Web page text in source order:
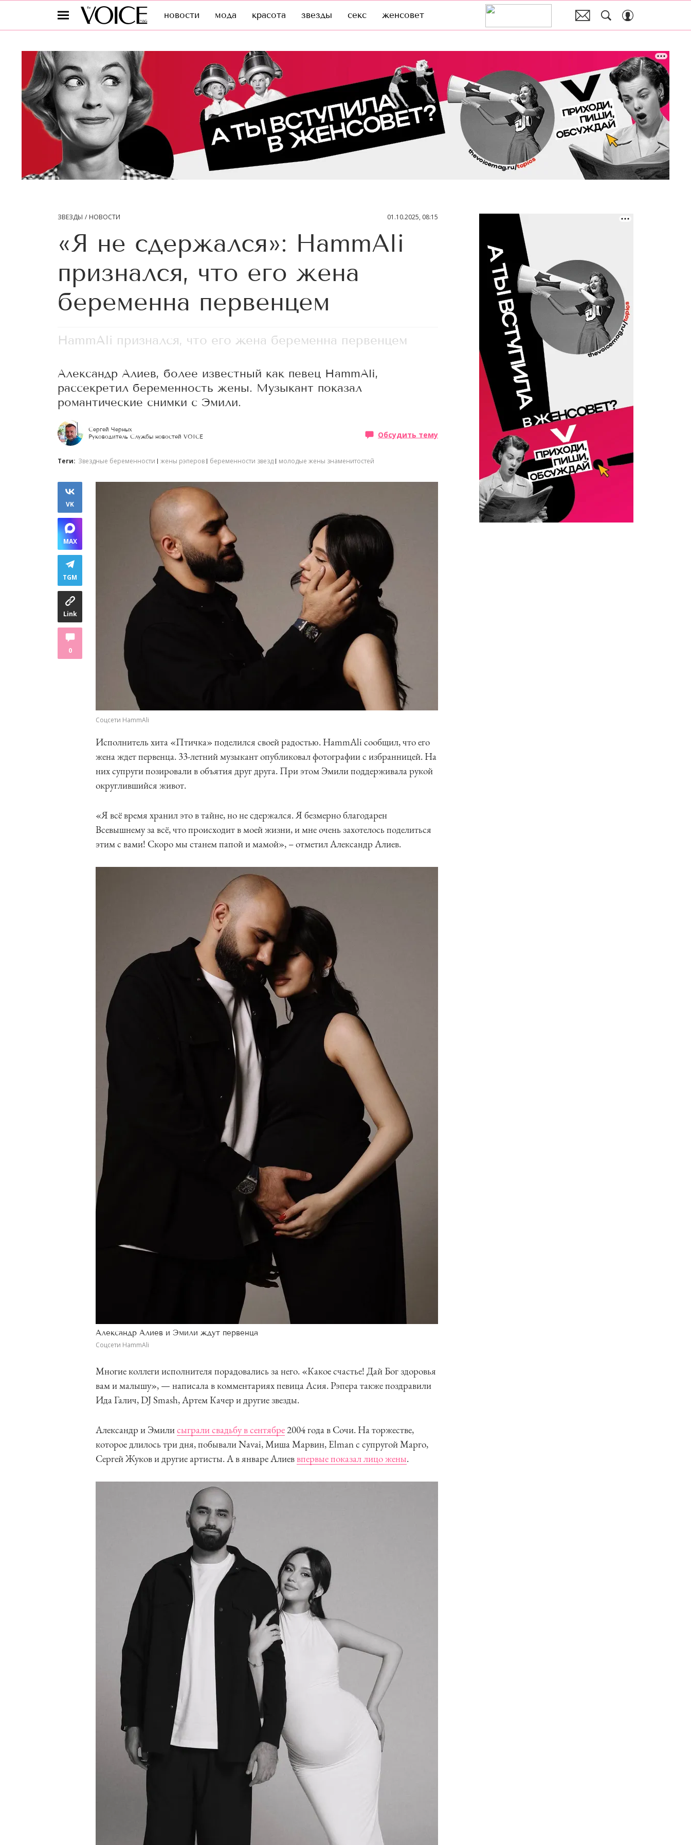
новости мода красота звезды секс женсовет
ЗВЕЗДЫ НОВОСТИ 01.10.2025, 08:15
«Я не сдержался»: HammAli
признался, что его жена
беременна первенцем
HammAli признался, что его жена беременна первенцем
Александр Алиев, более известный как певец HammAli,
рассекретил беременность жены. Музыкант показал
романтические снимки с Эмили.
Сергей Черных
Руководитель Службы новостей VOICE
Обсудить тему
Теги: Звездные беременности жены рэперов беременности звезд молодые жены знаменитостей
VK
MAX
TGM
Link
0
Соцсети HammAli
Исполнитель хита «Птичка» поделился своей радостью. HammAli сообщил, что его
жена ждет первенца. 33-летний музыкант опубликовал фотографии с избранницей. На
них супруги позировали в объятия друг друга. При этом Эмили поддерживала рукой
округлившийся живот.
«Я всё время хранил это в тайне, но не сдержался. Я безмерно благодарен
Всевышнему за всё, что происходит в моей жизни, и мне очень захотелось поделиться
этим с вами! Скоро мы станем папой и мамой», – отметил Александр Алиев.
Александр Алиев и Эмили ждут первенца
Соцсети HammAli
Многие коллеги исполнителя порадовались за него. «Какое счастье! Дай Бог здоровья
вам и малышу», — написала в комментариях певица Асия. Рэпера также поздравили
Ида Галич, DJ Smash, Артем Качер и другие звезды.
Александр и Эмилисыграли свадьбу в сентябре2004 года в Сочи. На торжестве,
которое длилось три дня, побывали Navai, Миша Марвин, Elman с супругой Марго,
Сергей Жуков и другие артисты. А в январе Алиеввпервые показал лицо жены.